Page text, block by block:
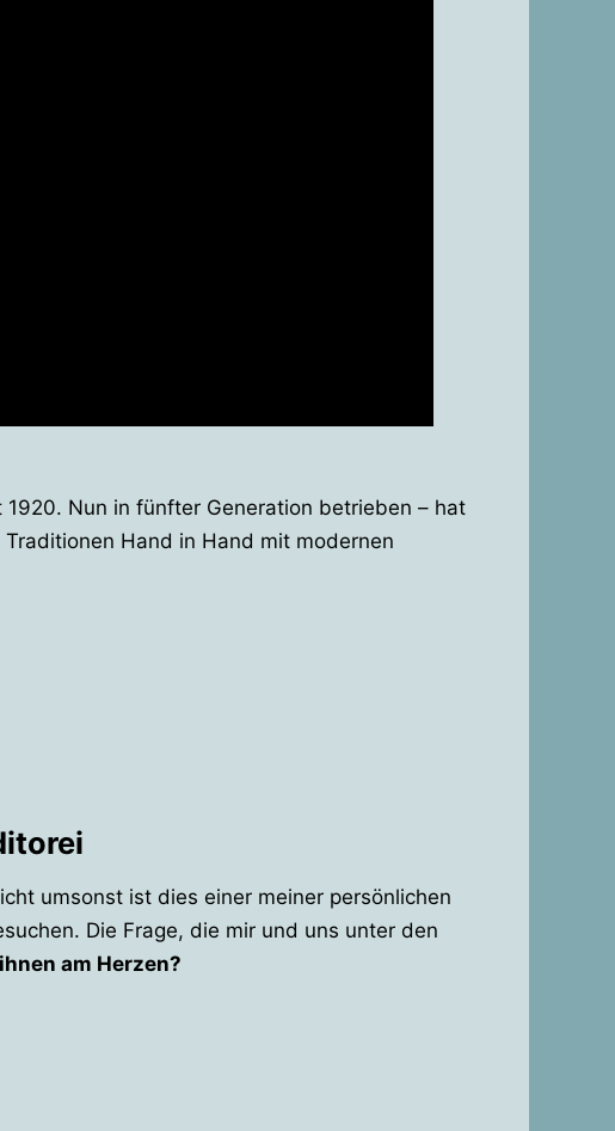
Nun in fünfter Generation betrieben – hat
Hand in Hand mit modernen
umsonst ist dies einer meiner persönlichen
Die Frage, die mir und uns unter den
am Herzen?